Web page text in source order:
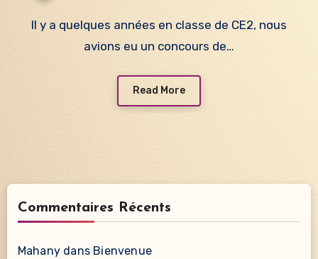
Il y a quelques années en classe de CE2, nous
avions eu un concours de…
Read More
Commentaires Récents
Mahanydans Bienvenue